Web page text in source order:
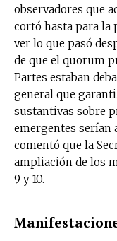
observadores que
cortó hasta para la
ver lo que pasó
de que el quorum
Partes estaban
general que
sustantivas sobre
emergentes serían
comentó que la
ampliación de los
9 y 10.